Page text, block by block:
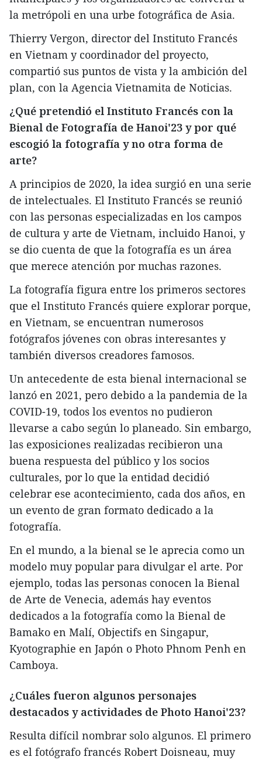
la metrópoli en una urbe fotográfica de Asia.
Thierry Vergon, director del Instituto Francés
en Vietnam y coordinador del proyecto,
compartió sus puntos de vista y la ambición del
plan, con la Agencia Vietnamita de Noticias.
¿Qué pretendió el Instituto Francés con la
Bienal de Fotografía de Hanoi'23 y por qué
escogió la fotografía y no otra forma de
arte?
A principios de 2020, la idea surgió en una serie
de intelectuales. El Instituto Francés se reunió
con las personas especializadas en los campos
de cultura y arte de Vietnam, incluido Hanoi, y
se dio cuenta de que la fotografía es un área
que merece atención por muchas razones.
La fotografía figura entre los primeros sectores
que el Instituto Francés quiere explorar porque,
en Vietnam, se encuentran numerosos
fotógrafos jóvenes con obras interesantes y
también diversos creadores famosos.
Un antecedente de esta bienal internacional se
lanzó en 2021, pero debido a la pandemia de la
COVID-19, todos los eventos no pudieron
llevarse a cabo según lo planeado. Sin embargo,
las exposiciones realizadas recibieron una
buena respuesta del público y los socios
culturales, por lo que la entidad decidió
celebrar ese acontecimiento, cada dos años, en
un evento de gran formato dedicado a la
fotografía.
En el mundo, a la bienal se le aprecia como un
modelo muy popular para divulgar el arte. Por
ejemplo, todas las personas conocen la Bienal
de Arte de Venecia, además hay eventos
dedicados a la fotografía como la Bienal de
Bamako en Malí, Objectifs en Singapur,
Kyotographie en Japón o Photo Phnom Penh en
Camboya.
¿Cuáles fueron algunos personajes
destacados y actividades de Photo Hanoi'23?
Resulta difícil nombrar solo algunos. El primero
es el fotógrafo francés Robert Doisneau, muy